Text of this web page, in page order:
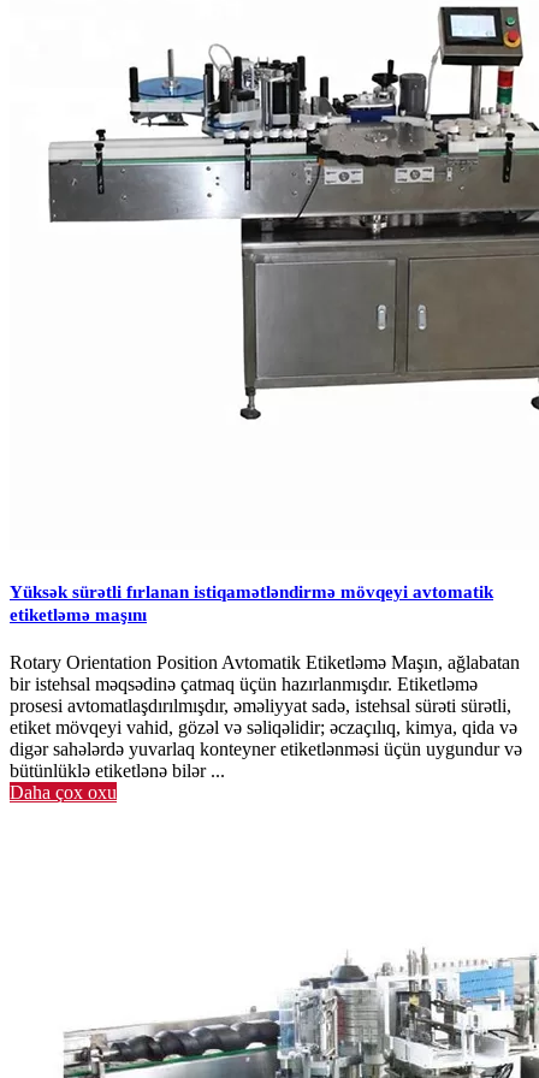
Etiketleme avadanlığının qida istehsal edən şirkətlərə və içki istehsal
edən şirkətlərə göstərdiyi ən əhəmiyyətli təsir məhsuldarlıqdır.
Ümumiyyətlə, insanların əksəriyyəti saatda yüzə qədər məhsulu
etiketləməyi bacarır və bu etiketlər keyfiyyətcə dəyişir, məhsul
ətrafında hərəkət edir və tam yapışmır. Etiketleme avadanlığınızın
təyin etdiyi daha yüksək həddi qarşılamaq üçün istehsal xəttinizi
inkişaf etdirdikdə daha çox məhsulu qapıdan daha sürətli
çıxaracaqsınız. Doğru etiket tətbiqetmə maşını, hər ay daha çox
satdığınız üçün qısa müddətdə özünü ödəyəcəkdir.
Qida məhsulları əl ilə etiketləndikdə, işçilərin çoxu saatda yüzə
qədər məhsulu əl ilə verə bilər və yerləşdirilməsində fərqlənməyə
meyllidir. Yarı və tam avtomatik etiketləmə maşınları təxminləri
tənlikdən çıxarır və qida qablarını sabit bir sürətlə ötürərək
məhsuldarlığı saatda təxminən beş yüz məhsula çatdırır. Etiketleme
avadanlığınızın təyin etdiyi daha yüksək eşik səviyyəsinə çatmaq
üçün istehsal xəttinizi yüksəltdiyiniz zaman daha tez qapıdan daha
çox çıxacaqsınız. Doğru etiket tətbiqetmə maşını, hər ay daha çox
yaxşılaşdırır. Etiketləmə əməliyyatları üçün daha az işçi saat sərf
edəcək və yeni maşınınızı idarə etmək üçün əlinizdə bir operatorun
bilməlisiniz. Ayrıca, peşəkar səviyyəli bir etiketləyicinin
təkmilləşdirilmiş dəqiqliyi və etibarlılığı ilə daha az qüsurlu məhsula
sahib olacaqsınız və tullantılarda azalma görəcəksiniz. Avtomatik bir
etiketləmə maşınının alınması, bütövlükdə əməliyyatınıza verdiyi
həqiqi dəyərlə müqayisədə solğun olacaqdır.
Yüksək sürətli fırlanan istiqamətləndirmə mövqeyi avtomatik
etiketləmə maşını
Rotary Orientation Position Avtomatik Etiketləmə Maşın, ağlabatan
bir istehsal məqsədinə çatmaq üçün hazırlanmışdır. Etiketləmə
prosesi avtomatlaşdırılmışdır, əməliyyat sadə, istehsal sürəti sürətli,
etiket mövqeyi vahid, gözəl və səliqəlidir; əczaçılıq, kimya, qida və
digər sahələrdə yuvarlaq konteyner etiketlənməsi üçün uygundur və
bütünlüklə etiketlənə bilər ...
Daha çox oxu